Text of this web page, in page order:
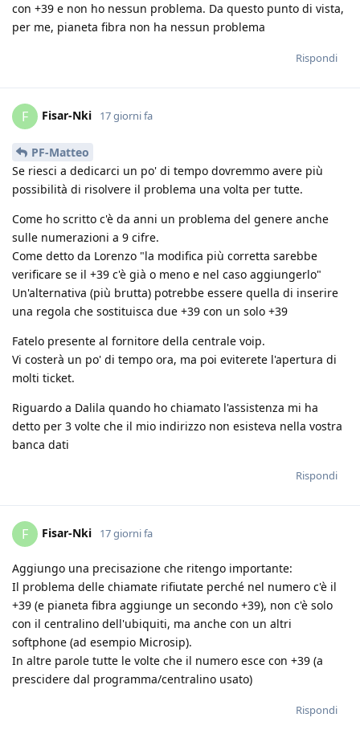
con +39 e non ho nessun problema. Da questo punto di vista,
per me, pianeta fibra non ha nessun problema
Rispondi
F Fisar-Nki 17 giorni fa
PF-Matteo
Se riesci a dedicarci un po' di tempo dovremmo avere più
possibilità di risolvere il problema una volta per tutte.
Come ho scritto c'è da anni un problema del genere anche
sulle numerazioni a 9 cifre.
Come detto da Lorenzo "la modifica più corretta sarebbe
verificare se il +39 c'è già o meno e nel caso aggiungerlo"
Un'alternativa (più brutta) potrebbe essere quella di inserire
una regola che sostituisca due +39 con un solo +39
Fatelo presente al fornitore della centrale voip.
Vi costerà un po' di tempo ora, ma poi eviterete l'apertura di
molti ticket.
Riguardo a Dalila quando ho chiamato l'assistenza mi ha
detto per 3 volte che il mio indirizzo non esisteva nella vostra
banca dati
Rispondi
F Fisar-Nki 17 giorni fa
Aggiungo una precisazione che ritengo importante:
Il problema delle chiamate rifiutate perché nel numero c'è il
+39 (e pianeta fibra aggiunge un secondo +39), non c'è solo
con il centralino dell'ubiquiti, ma anche con un altri
softphone (ad esempio Microsip).
In altre parole tutte le volte che il numero esce con +39 (a
prescidere dal programma/centralino usato)
Rispondi